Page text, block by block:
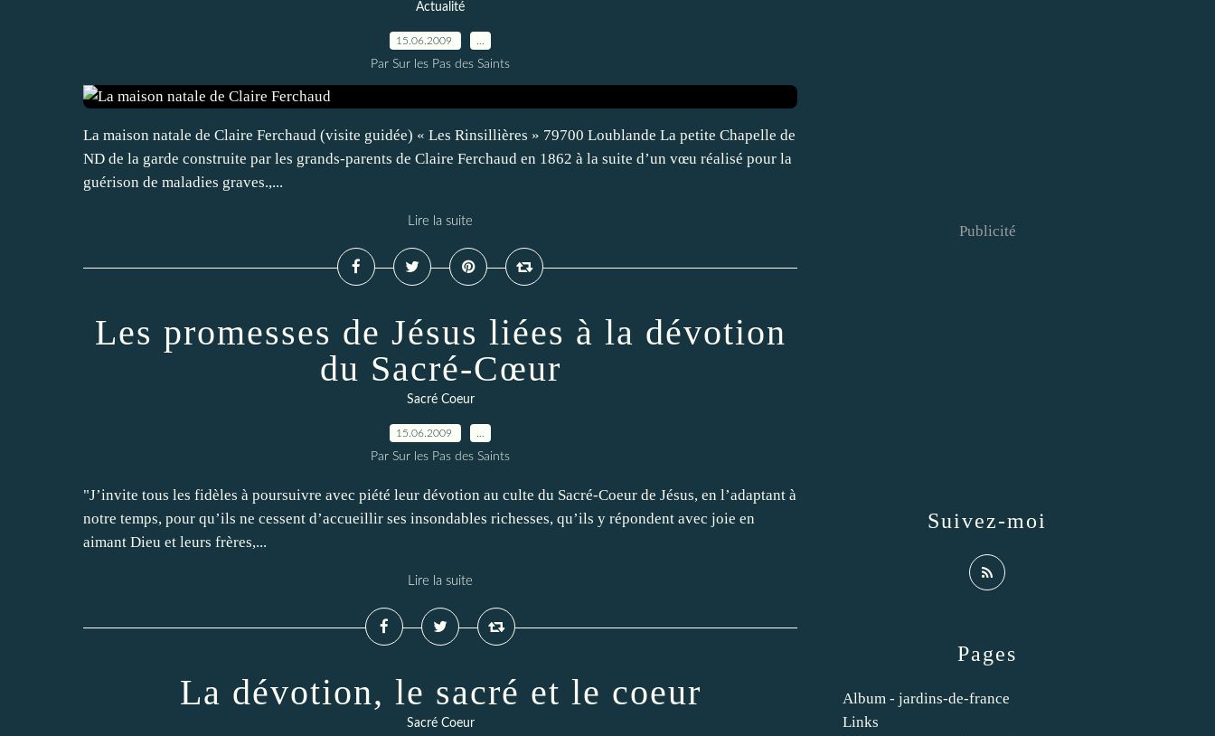
Actualité
15.06.2009
Par Sur les Pas des Saints
La maison natale de Claire Ferchaud (visite guidée) « Les Rinsillières » 79700 Loublande La petite Chapelle de
ND de la garde construite par les grands-parents de Claire Ferchaud en 1862 à la suite d’un vœu réalisé pour la
guérison de maladies graves.,...
Lire la suite
Les promesses de Jésus liées à la dévotion
du Sacré-Cœur
Sacré Coeur
15.06.2009
Par Sur les Pas des Saints
"J’invite tous les fidèles à poursuivre avec piété leur dévotion au culte du Sacré-Coeur de Jésus, en l’adaptant à
notre temps, pour qu’ils ne cessent d’accueillir ses insondables richesses, qu’ils y répondent avec joie en
aimant Dieu et leurs frères,...
Lire la suite
La dévotion, le sacré et le coeur
Sacré Coeur
Pages
Album - jardins-de-france
Links
Suivez-moi
Publicité